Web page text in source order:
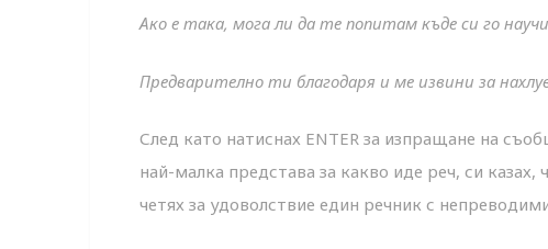
Ако е така, мога ли да те попитам къде си го
Предварително ти благодаря и ме извини за
След като натиснах ENTER за изпращане на
най-малка представа за какво иде реч, си
четях за удоволствие един речник с